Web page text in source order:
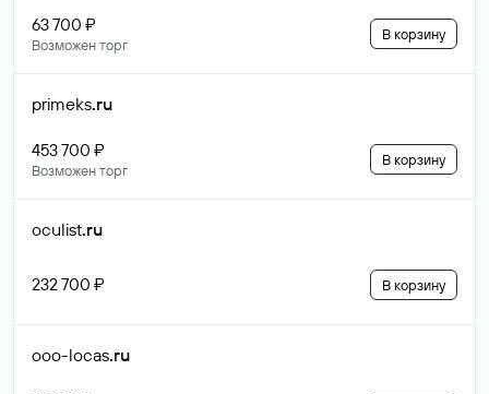
63 700 ₽
Возможен торг
В корзину
primeks.ru
453 700 ₽
Возможен торг
В корзину
oculist.ru
232 700 ₽ В корзину
ooo-locas.ru